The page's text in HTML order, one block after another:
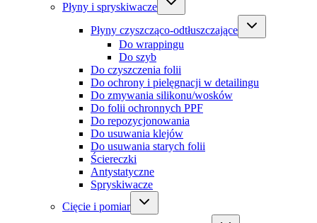
Płyny i spryskiwacze
Płyny czyszcząco-odtłuszczające
Do wrappingu
Do szyb
Do czyszczenia folii
Do ochrony i pielęgnacji w detailingu
Do zmywania silikonu/wosków
Do folii ochronnych PPF
Do repozycjonowania
Do usuwania klejów
Do usuwania starych folii
Ściereczki
Antystatyczne
Spryskiwacze
Cięcie i pomiar